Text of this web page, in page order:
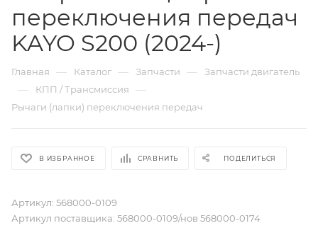
переключения передач
KAYO S200 (2024-)
Главная — Каталог — Запчасти — Запчасти двигатель
— КПП / Трансмиссия —
Рычаги (лапки) переключения передач
В ИЗБРАННОЕ СРАВНИТЬ ПОДЕЛИТЬСЯ
Артикул: 568000-0109
Артикул поставщика: 568000-0109/нов 568000-0174